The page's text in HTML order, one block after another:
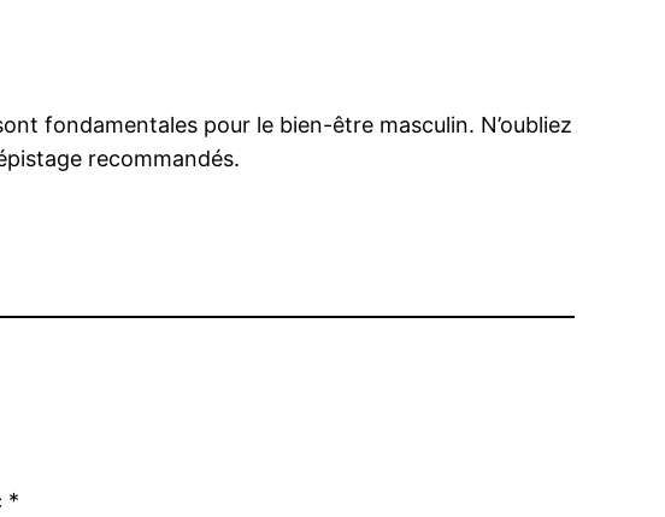
fondamentales pour le bien-être masculin. N’oubliez
recommandés.
*